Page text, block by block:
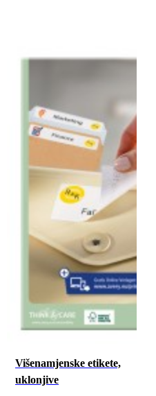
Višenamjenske etikete,
uklonjive